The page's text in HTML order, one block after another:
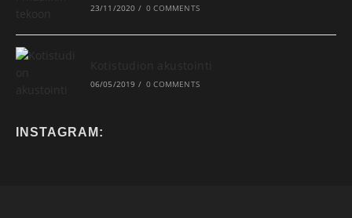
23/11/2020 / 0 COMMENTS
06/05/2019 / 0 COMMENTS
INSTAGRAM: